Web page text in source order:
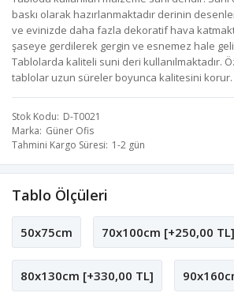
baskı olarak hazırlanmaktadır derinin
ve evinizde daha fazla dekoratif hava
şaseye gerdilerek gergin ve esnemez hale
Tablolarda kaliteli suni deri kullanılmaktadır.
tablolar uzun süreler boyunca kalitesini korur.
Stok Kodu D-T0021
Marka Güner Ofis
Tahmini Kargo Süresi 1-2 gün
Tablo Ölçüleri
50x75cm 70x100cm [+250,00 TL]
80x130cm [+330,00 TL]